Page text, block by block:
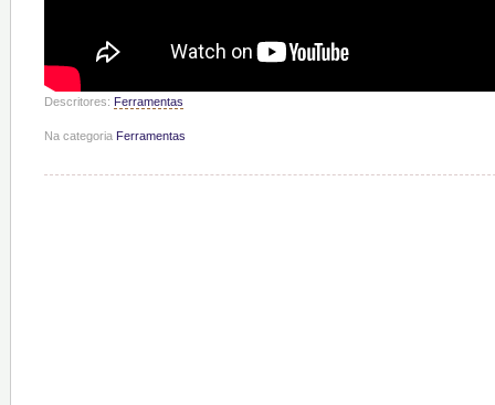
Descritores: Ferramentas
Na categoria Ferramentas